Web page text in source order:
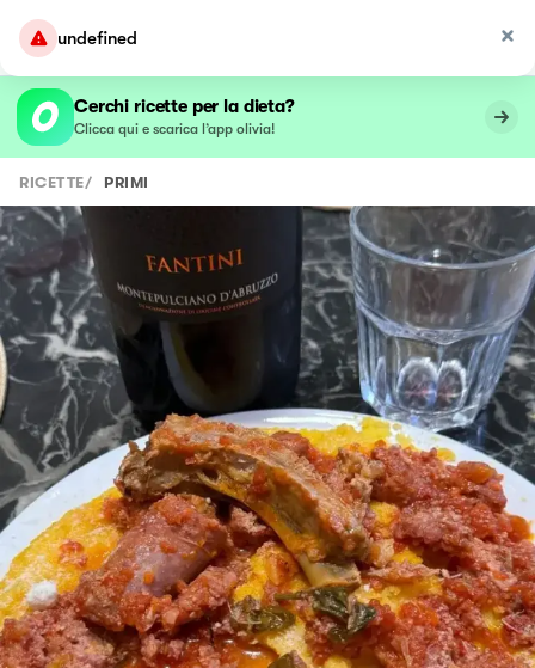
undefined
Cerchi ricette per la dieta?
Clicca qui e scarica l’app olivia!
RICETTE/ PRIMI